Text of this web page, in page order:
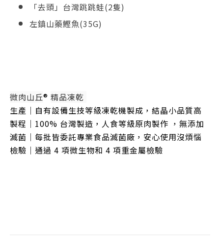
「去頭」台灣跳跳蛙(2隻)
左鎮山藥鰹魚(35G)
微肉山丘® 精品凍乾
生產｜自有設備生技等級凍乾機製成，結晶小品質高
製程｜100% 台灣製造，人食等級原肉製作 ，無添加
滅菌｜每批皆委託專業食品滅菌廠，安心使用沒煩惱
檢驗｜通過 4 項微生物和 4 項重金屬檢驗